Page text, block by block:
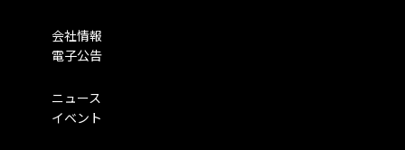
会社情報
電子公告
ニュース
イベント